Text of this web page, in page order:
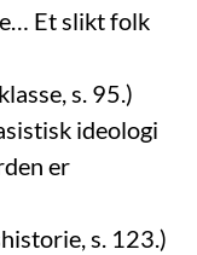
Et slikt folk
s. 95.)
ideologi
er
s. 123.)